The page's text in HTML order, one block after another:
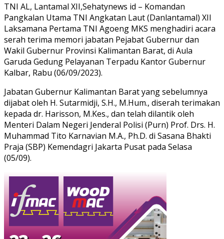
TNI AL, Lantamal XII,Sehatynews id – Komandan
Pangkalan Utama TNI Angkatan Laut (Danlantamal) XII
Laksamana Pertama TNI Agoeng MKS menghadiri acara
serah terima memori jabatan Pejabat Gubernur dan
Wakil Gubernur Provinsi Kalimantan Barat, di Aula
Garuda Gedung Pelayanan Terpadu Kantor Gubernur
Kalbar, Rabu (06/09/2023).
Jabatan Gubernur Kalimantan Barat yang sebelumnya
dijabat oleh H. Sutarmidji, S.H., M.Hum., diserah terimakan
kepada dr. Harisson, M.Kes., dan telah dilantik oleh
Menteri Dalam Negeri Jenderal Polisi (Purn) Prof. Drs. H.
Muhammad Tito Karnavian M.A., Ph.D. di Sasana Bhakti
Praja (SBP) Kemendagri Jakarta Pusat pada Selasa
(05/09).